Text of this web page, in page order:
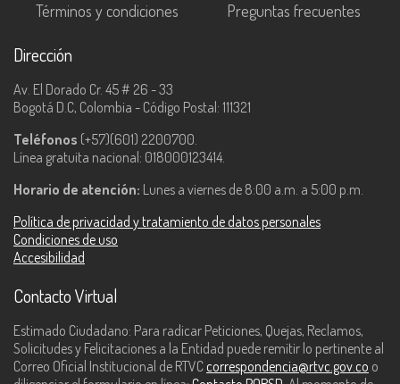
Términos y condiciones
Preguntas frecuentes
Dirección
Av. El Dorado Cr. 45 # 26 - 33
Bogotá D.C, Colombia - Código Postal: 111321
Teléfonos (+57)(601) 2200700.
Línea gratuita nacional: 018000123414.
Horario de atención: Lunes a viernes de 8:00 a.m. a 5:00 p.m.
Política de privacidad y tratamiento de datos personales
Condiciones de uso
Accesibilidad
Contacto Virtual
Estimado Ciudadano: Para radicar Peticiones, Quejas, Reclamos,
Solicitudes y Felicitaciones a la Entidad puede remitir lo pertinente al
Correo Oficial Institucional de RTVC correspondencia@rtvc.gov.co o